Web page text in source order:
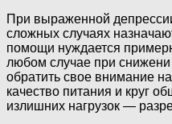
При выраженной
сложных случаях
помощи нуждается
любом случае при
обратить свое внимание
качество питания и круг
излишних нагрузок —